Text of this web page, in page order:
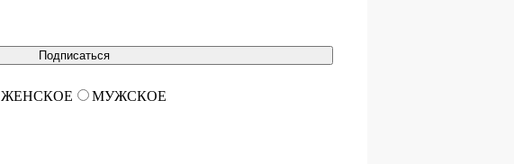
Подписаться
ЖЕНСКОЕ МУЖСКОЕ